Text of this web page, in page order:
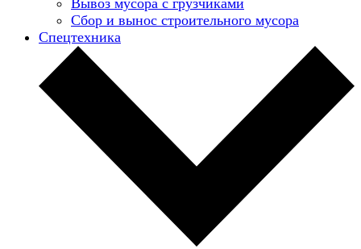
Сбор и вынос строительного мусора
Спецтехника